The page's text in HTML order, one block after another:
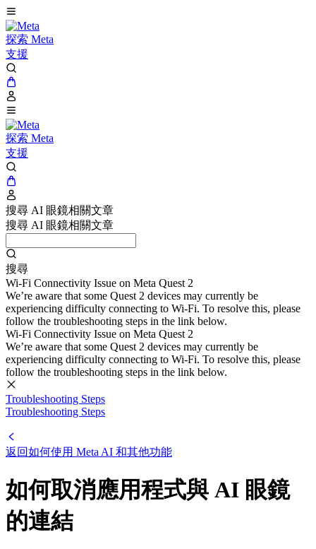
探索 Meta
支援
探索 Meta
支援
搜尋 AI 眼鏡相關文章
搜尋 AI 眼鏡相關文章
搜尋
Wi-Fi Connectivity Issue on Meta Quest 2
We’re aware that some Quest 2 devices may currently be
experiencing difficulty connecting to Wi-Fi. To resolve this, please
follow the troubleshooting steps in the link below.
Wi-Fi Connectivity Issue on Meta Quest 2
We’re aware that some Quest 2 devices may currently be
experiencing difficulty connecting to Wi-Fi. To resolve this, please
follow the troubleshooting steps in the link below.
Troubleshooting Steps
Troubleshooting Steps
返回如何使用 Meta AI 和其他功能
如何取消應用程式與 AI 眼鏡
的連結